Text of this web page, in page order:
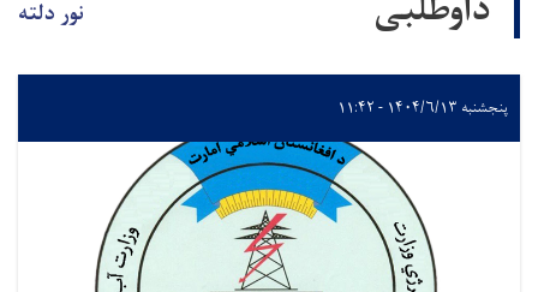
نور دلته
پنجشنبه ۱۴۰۴/۶/۱۳ - ۱۱:۴۲